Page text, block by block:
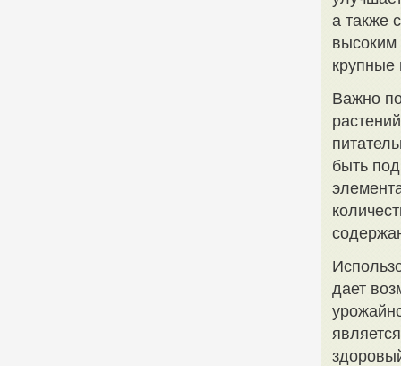
а также
крупные
Важно
быть
дает